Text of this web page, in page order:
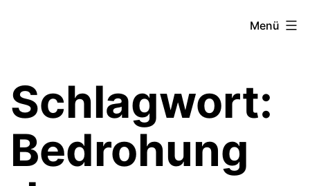
Menü
Schlagwort:
Bedrohung